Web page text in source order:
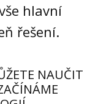
hlavní
řešení.
NAUČIT